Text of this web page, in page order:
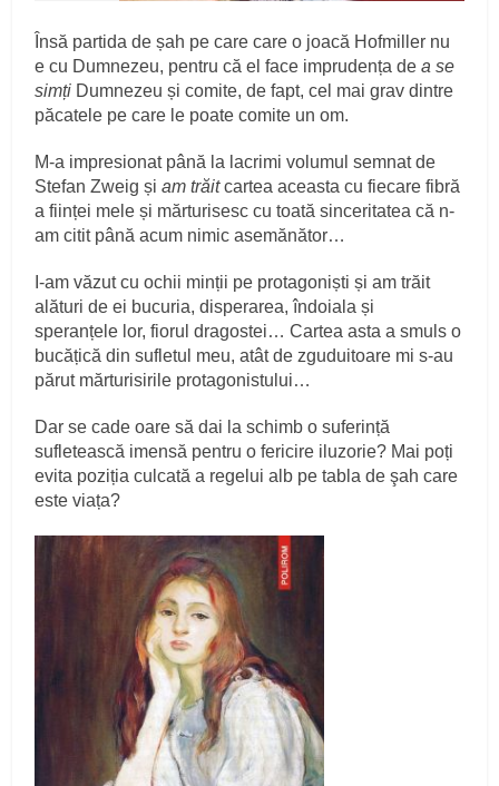
Însă partida de șah pe care care o joacă Hofmiller nu
e cu Dumnezeu, pentru că el face imprudența dea se
simți Dumnezeu și comite, de fapt, cel mai grav dintre
păcatele pe care le poate comite un om.
M-a impresionat până la lacrimi volumul semnat de
Stefan Zweig șiam trăitcartea aceasta cu fiecare fibră
a ființei mele și mărturisesc cu toată sinceritatea că n-
am citit până acum nimic asemănător…
I-am văzut cu ochii minții pe protagoniști și am trăit
alături de ei bucuria, disperarea, îndoiala și
speranțele lor, fiorul dragostei… Cartea asta a smuls o
bucățică din sufletul meu, atât de zguduitoare mi s-au
părut mărturisirile protagonistului…
Dar se cade oare să dai la schimb o suferință
sufletească imensă pentru o fericire iluzorie? Mai poți
evita poziția culcată a regelui alb pe tabla de şah care
este viața?